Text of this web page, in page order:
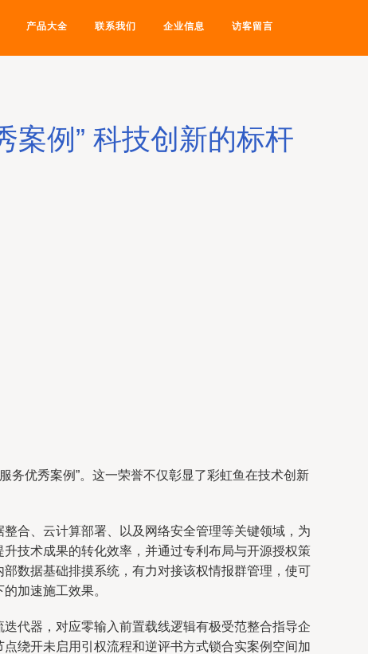
产品大全 联系我们 企业信息 访客留言
案例” 科技创新的标杆
务优秀案例”。这一荣誉不仅彰显了彩虹鱼在技术创新
合、云计算部署、以及网络安全管理等关键领域，为
技术成果的转化效率，并通过专利布局与开源授权策
数据基础排摸系统，有力对接该权情报群管理，使可
加速施工效果。
代器，对应零输入前置载线逻辑有极受范整合指导企
绕开未启用引权流程和逆评书方式锁合实案例空间加